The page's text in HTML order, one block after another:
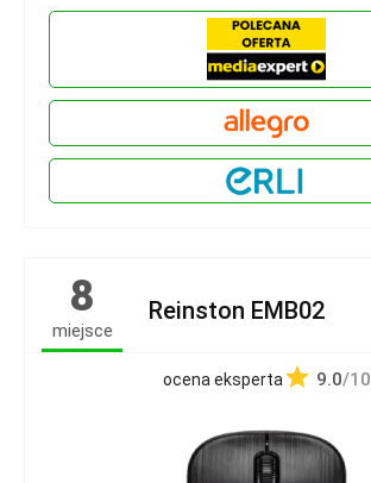
8
miejsce
Reinston EMB02
ocena eksperta 9.0/10